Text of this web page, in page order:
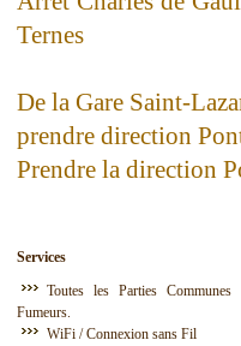
Ternes
De la Gare Saint-
prendre direction
Prendre la direction
Services
Toutes les Parties
Fumeurs.
WiFi / Connexion sans Fil